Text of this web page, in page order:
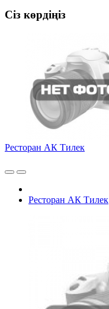
Сіз көрдіңіз
Ресторан АК Тилек
Ресторан АК Тилек